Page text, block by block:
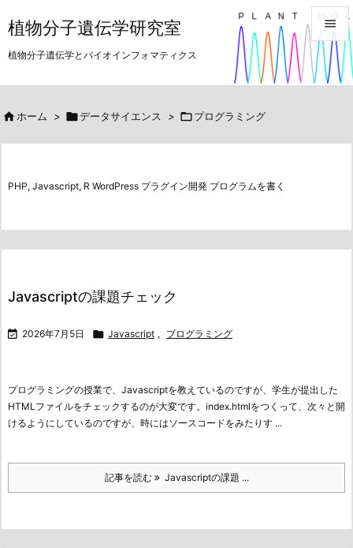
植物分子遺伝学研究室
植物分子遺伝学とバイオインフォマティクス


メニュ
 ホーム > データサイエンス > プログラミング
PHP, Javascript, R WordPress プラグイン開発 プログラムを書く
Javascriptの課題チェック
 2026年7月5日  Javascript , プログラミング
プログラミングの授業で、Javascriptを教えているのですが、学生が提出した
HTMLファイルをチェックするのが大変です。 index.htmlをつくって、次々と開
けるようにしているのですが、時にはソースコードをみたりす ...
記事を読む Javascriptの課題 ...